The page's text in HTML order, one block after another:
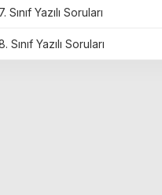
7. Sınıf Yazılı Soruları
Sınıf Yazılı Soruları